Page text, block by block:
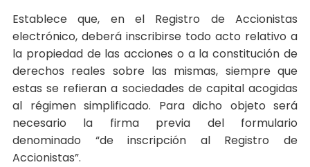
Establece que, en el Registro de Accionistas
electrónico, deberá inscribirse todo acto relativo a
la propiedad de las acciones o a la constitución de
derechos reales sobre las mismas, siempre que
estas se refieran a sociedades de capital acogidas
al régimen simplificado. Para dicho objeto será
necesario la firma previa del formulario
denominado “de inscripción al Registro de
Accionistas”.